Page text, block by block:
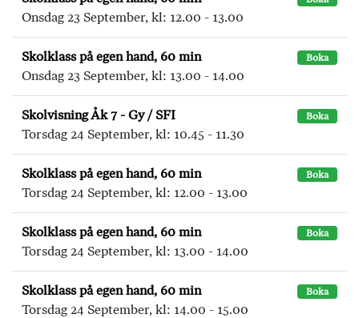
Onsdag 23 September, kl: 12.00 - 13.00
Skolklass på egen hand, 60 min Boka
Onsdag 23 September, kl: 13.00 - 14.00
Skolvisning Åk 7 - Gy / SFI Boka
Torsdag 24 September, kl: 10.45 - 11.30
Skolklass på egen hand, 60 min Boka
Torsdag 24 September, kl: 12.00 - 13.00
Skolklass på egen hand, 60 min Boka
Torsdag 24 September, kl: 13.00 - 14.00
Skolklass på egen hand, 60 min Boka
Torsdag 24 September, kl: 14.00 - 15.00